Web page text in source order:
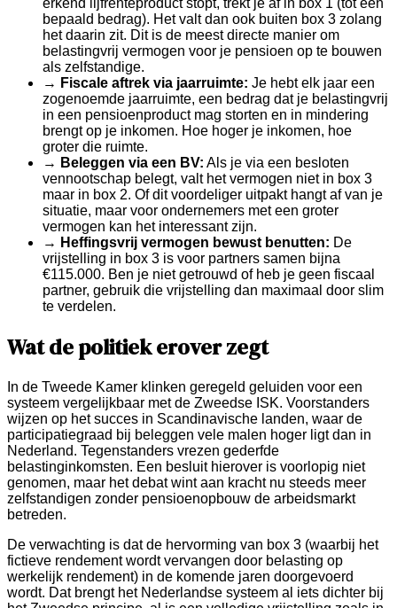
erkend lijfrenteproduct stopt, trekt je af in box 1 (tot een
bepaald bedrag). Het valt dan ook buiten box 3 zolang
het daarin zit. Dit is de meest directe manier om
belastingvrij vermogen voor je pensioen op te bouwen
als zelfstandige.
→ Fiscale aftrek via jaarruimte: Je hebt elk jaar een
zogenoemde jaarruimte, een bedrag dat je belastingvrij
in een pensioenproduct mag storten en in mindering
brengt op je inkomen. Hoe hoger je inkomen, hoe
groter die ruimte.
→ Beleggen via een BV: Als je via een besloten
vennootschap belegt, valt het vermogen niet in box 3
maar in box 2. Of dit voordeliger uitpakt hangt af van je
situatie, maar voor ondernemers met een groter
vermogen kan het interessant zijn.
→ Heffingsvrij vermogen bewust benutten: De
vrijstelling in box 3 is voor partners samen bijna
€115.000. Ben je niet getrouwd of heb je geen fiscaal
partner, gebruik die vrijstelling dan maximaal door slim
te verdelen.
Wat de politiek erover zegt
In de Tweede Kamer klinken geregeld geluiden voor een
systeem vergelijkbaar met de Zweedse ISK. Voorstanders
wijzen op het succes in Scandinavische landen, waar de
participatiegraad bij beleggen vele malen hoger ligt dan in
Nederland. Tegenstanders vrezen gederfde
belastinginkomsten. Een besluit hierover is voorlopig niet
genomen, maar het debat wint aan kracht nu steeds meer
zelfstandigen zonder pensioenopbouw de arbeidsmarkt
betreden.
De verwachting is dat de hervorming van box 3 (waarbij het
fictieve rendement wordt vervangen door belasting op
werkelijk rendement) in de komende jaren doorgevoerd
wordt. Dat brengt het Nederlandse systeem al iets dichter bij